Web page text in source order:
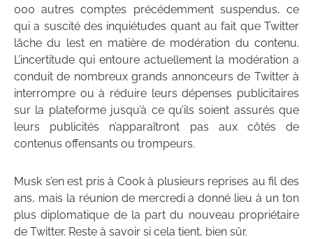
000 autres comptes précédemment suspendus, ce
qui a suscité des inquiétudes quant au fait que Twitter
lâche du lest en matière de modération du contenu.
L’incertitude qui entoure actuellement la modération a
conduit de nombreux grands annonceurs de Twitter à
interrompre ou à réduire leurs dépenses publicitaires
sur la plateforme jusqu’à ce qu’ils soient assurés que
leurs publicités n’apparaîtront pas aux côtés de
contenus offensants ou trompeurs.
Musk s’en est pris à Cook à plusieurs reprises au fil des
ans, mais la réunion de mercredi a donné lieu à un ton
plus diplomatique de la part du nouveau propriétaire
de Twitter. Reste à savoir si cela tient, bien sûr.